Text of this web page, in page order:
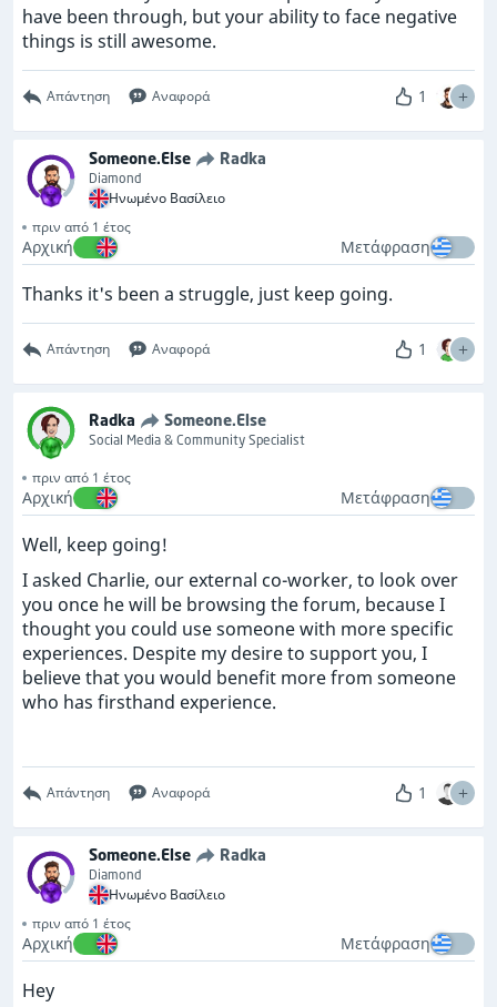
have been through, but your ability to face negative
things is still awesome.
Απάντηση Αναφορά 1
Someone.Else Radka
Diamond
Ηνωμένο Βασίλειο
πριν από 1 έτος
Αρχική Μετάφραση
Thanks it's been a struggle, just keep going.
Απάντηση Αναφορά 1
Radka Someone.Else
Social Media & Community Specialist
πριν από 1 έτος
Αρχική Μετάφραση
Well, keep going!
I asked Charlie, our external co-worker, to look over
you once he will be browsing the forum, because I
thought you could use someone with more specific
experiences. Despite my desire to support you, I
believe that you would benefit more from someone
who has firsthand experience.
Απάντηση Αναφορά 1
Someone.Else Radka
Diamond
Ηνωμένο Βασίλειο
πριν από 1 έτος
Αρχική Μετάφραση
Hey